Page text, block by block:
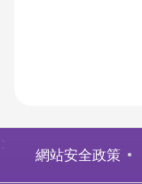
網站安全政策